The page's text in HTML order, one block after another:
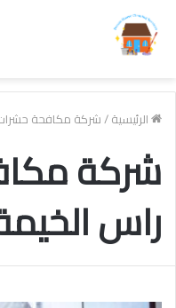
الرئيسية/شركة مكافحة
شركة
راس